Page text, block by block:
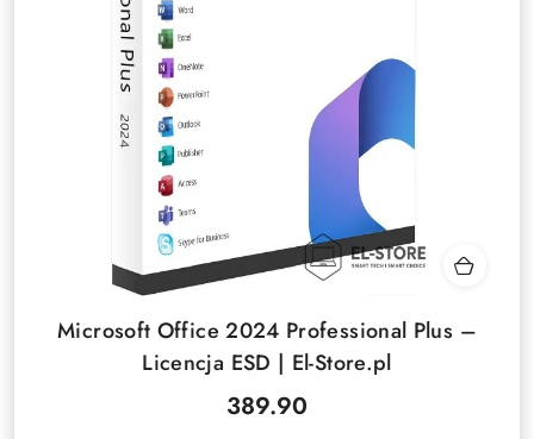
Microsoft Office 2024 Professional Plus –
Licencja ESD | El-Store.pl
Cena:
389.90